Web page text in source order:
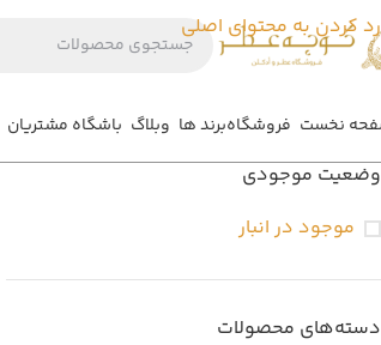
رد کردن به محتوای اصلی
نخست فروشگاهبرند ها وبلاگ باشگاه مشتریان
وضعیت موجودی
موجود در انبار
دسته‌های محصولات